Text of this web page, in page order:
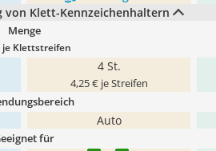
von Klett-Kennzeichenhaltern
Menge
je Klettstreifen
4 St.
4,25 € je Streifen
Auto
für